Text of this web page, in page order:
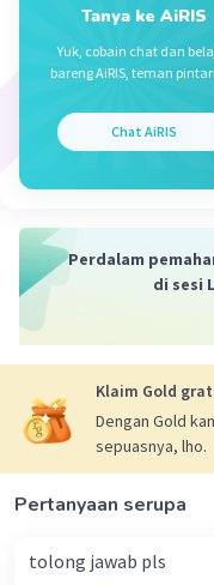
Beri Rating·0.0
Tanya ke AiRIS
Yuk, cobain chat dan
bareng AiRIS, teman
Chat AiRIS
Perdalam
di sesi
Klaim Gold
Dengan Gold
sepuasnya, lho.
Pertanyaan serupa
tolong jawab pls